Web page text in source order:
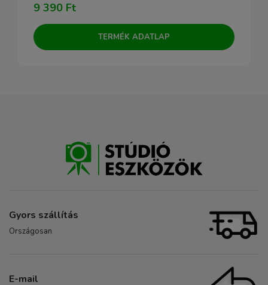
9 390 Ft
TERMÉK ADATLAP
Gyors szállítás
Országosan
E-mail